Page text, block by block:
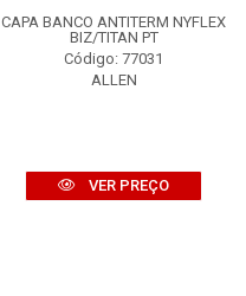
CAPA BANCO ANTITERM NYFLEX
BIZ/TITAN PT
Código: 77031
ALLEN
VER PREÇO